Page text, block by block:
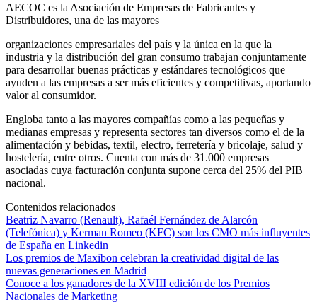
AECOC es la Asociación de Empresas de Fabricantes y
Distribuidores, una de las mayores
organizaciones empresariales del país y la única en la que la
industria y la distribución del gran consumo trabajan conjuntamente
para desarrollar buenas prácticas y estándares tecnológicos que
ayuden a las empresas a ser más eficientes y competitivas, aportando
valor al consumidor.
Engloba tanto a las mayores compañías como a las pequeñas y
medianas empresas y representa sectores tan diversos como el de la
alimentación y bebidas, textil, electro, ferretería y bricolaje, salud y
hostelería, entre otros. Cuenta con más de 31.000 empresas
asociadas cuya facturación conjunta supone cerca del 25% del PIB
nacional.
Contenidos relacionados
Beatriz Navarro (Renault), Rafaél Fernández de Alarcón
(Telefónica) y Kerman Romeo (KFC) son los CMO más influyentes
de España en Linkedin
Los premios de Maxibon celebran la creatividad digital de las
nuevas generaciones en Madrid
Conoce a los ganadores de la XVIII edición de los Premios
Nacionales de Marketing